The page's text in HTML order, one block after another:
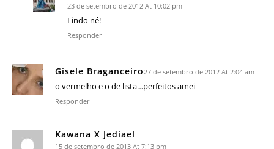
23 de setembro de 2012 At 10:02 pm
Lindo né!
Responder
Gisele Braganceiro 27 de setembro de 2012 At 2:04 am
o vermelho e o de lista…perfeitos amei
Responder
Kawana X Jediael
15 de setembro de 2013 At 7:13 pm